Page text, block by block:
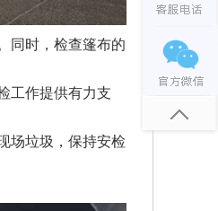
同时，检查篷布的
工作提供有力支
场垃圾，保持安检